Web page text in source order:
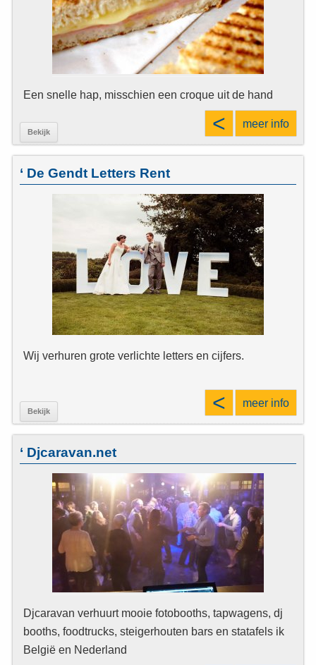
Een snelle hap, misschien een croque uit de hand
Bekijk < meer info
‘ De Gendt Letters Rent
Wij verhuren grote verlichte letters en cijfers.
Bekijk < meer info
‘ Djcaravan.net
Djcaravan verhuurt mooie fotobooths, tapwagens, dj
booths, foodtrucks, steigerhouten bars en statafels ik
België en Nederland